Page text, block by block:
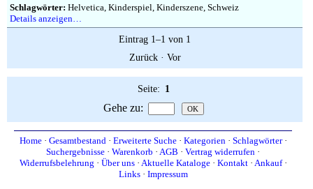
Schlagwörter: Helvetica, Kinderspiel, Kinderszene, Schweiz
Details anzeigen…
Eintrag 1–1 von 1
Zurück· Vor
Seite: 1
Gehe zu:
Home· Gesamtbestand· Erweiterte Suche· Kategorien· Schlagwörter·
Suchergebnisse · Warenkorb · AGB · Vertrag widerrufen ·
Widerrufsbelehrung · Über uns· Aktuelle Kataloge· Kontakt· Ankauf·
Links· Impressum